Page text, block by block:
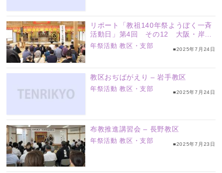
リポート「教祖140年祭ようぼく一斉
活動日」第4回 その12 大阪・岸和
田支部
年祭活動 教区・支部 ■2025年7月24日
教区おぢばがえり – 岩手教区
年祭活動 教区・支部 ■2025年7月24日
布教推進講習会 – 長野教区
年祭活動 教区・支部 ■2025年7月23日